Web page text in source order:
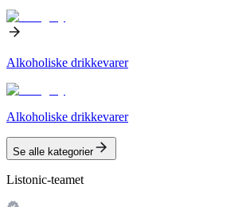
Alkoholiske drikkevarer
Alkoholiske drikkevarer
Se alle kategorier
Listonic-teamet